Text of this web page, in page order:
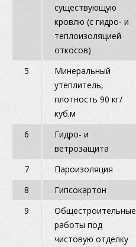
существующую
кровлю (с гидро- и
теплоизоляцией
откосов)
5
Минеральный
утеплитель,
плотность 90 кг/
куб.м
6
Гидро- и
ветрозащита
7 Пароизоляция
8
Гипсокартон
9
Общестроительные
работы под
чистовую отделку